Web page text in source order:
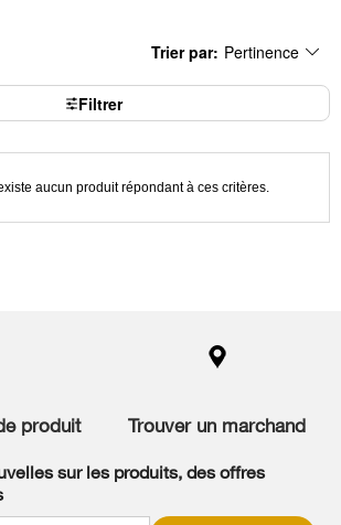
Content
the
been
Trier par:
Changing
sort
the
will
the
Pertinence
Filtrer
aucun produit répondant à ces critères.
produit Trouver un marchand
sur les produits, des offres